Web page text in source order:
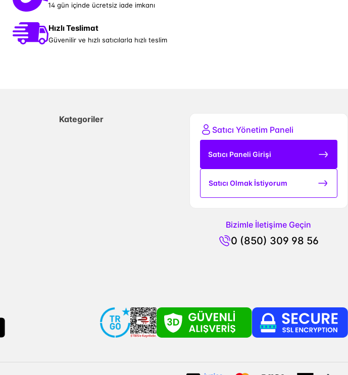
14 gün içinde ücretsiz iade imkanı
Hızlı Teslimat
Güvenilir ve hızlı satıcılarla hızlı teslim
Kategoriler
Satıcı Yönetim Paneli
Satıcı Paneli Girişi
Satıcı Olmak İstiyorum
Bizimle İletişime Geçin
0 (850) 309 98 56